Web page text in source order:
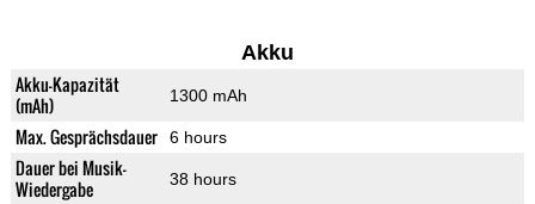
Akku
Akku-Kapazität
(mAh)
1300 mAh
Max. Gesprächsdauer 6 hours
Dauer bei Musik-
Wiedergabe
38 hours